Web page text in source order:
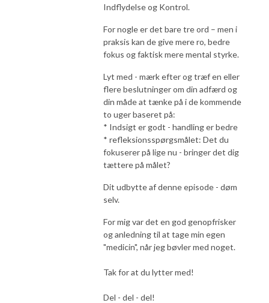
Indflydelse og Kontrol.
For nogle er det bare tre ord – men i
praksis kan de give mere ro, bedre
fokus og faktisk mere mental styrke.
Lyt med - mærk efter og træf en eller
flere beslutninger om din adfærd og
din måde at tænke på i de kommende
to uger baseret på:
* Indsigt er godt - handling er bedre
* refleksionsspørgsmålet: Det du
fokuserer på lige nu - bringer det dig
tættere på målet?
Dit udbytte af denne episode - døm
selv.
For mig var det en god genopfrisker
og anledning til at tage min egen
"medicin", når jeg bøvler med noget.
Tak for at du lytter med!
Del - del - del!